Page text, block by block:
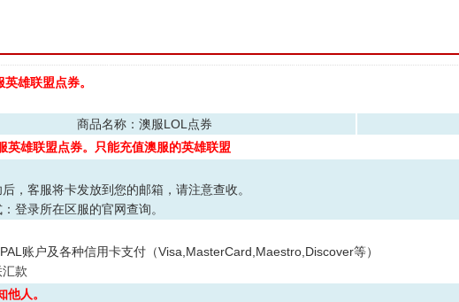
雄联盟点券。
商品名称：澳服LOL点券
英雄联盟点券。只能充值澳服的英雄联盟
，客服将卡发放到您的邮箱，请注意查收。
登录所在区服的官网查询。
账户及各种信用卡支付（Visa,MasterCard,Maestro,Discover等）
款
他人。